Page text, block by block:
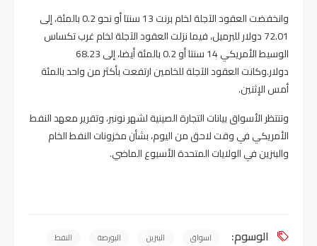
وانخفضت العقود الآجلة لخام برنت 13 سنتا أو نحو 0.2 بالمئة، إلى
72.01 دولار للبرميل، فيما نزلت العقود الآجلة لخام غرب تكساس
الوسيط الأمريكي 14 سنتا أو 0.2 بالمئة أيضا، إلى 68.23
دولار.وكانت العقود الآجلة للخامين ارتفعت بأكثر من واحد بالمئة
أمس الإثنين.
وتنتظر الأسواق بيانات التجارة الصينية لشهر نونبر، وتقرير معهد النفط
الأمريكي في وقت لاحق من اليوم، بشأن مخزونات النفط الخام
والبنزين في الولايات المتحدة الأسبوع الماضي.
الوسوم: اسواق البنزين البورصة النفط